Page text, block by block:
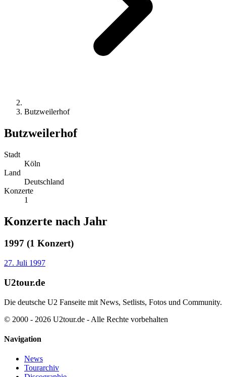
Butzweilerhof
Butzweilerhof
Stadt
Köln
Land
Deutschland
Konzerte
1
Konzerte nach Jahr
1997 (1 Konzert)
27. Juli 1997
U2tour.de
Die deutsche U2 Fanseite mit News, Setlists, Fotos und Community.
© 2000 - 2026 U2tour.de - Alle Rechte vorbehalten
Navigation
News
Tourarchiv